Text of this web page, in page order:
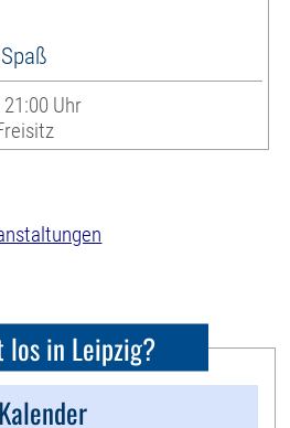
Uhr
los in Leipzig?
Kalender